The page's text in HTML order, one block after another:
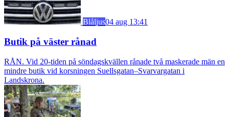
Blåljus04 aug 13:41
Butik på väster rånad
RÅN. Vid 20-tiden på söndagskvällen rånade två maskerade män en
mindre butik vid korsningen Suellsgatan–Svarvargatan i
Landskrona.